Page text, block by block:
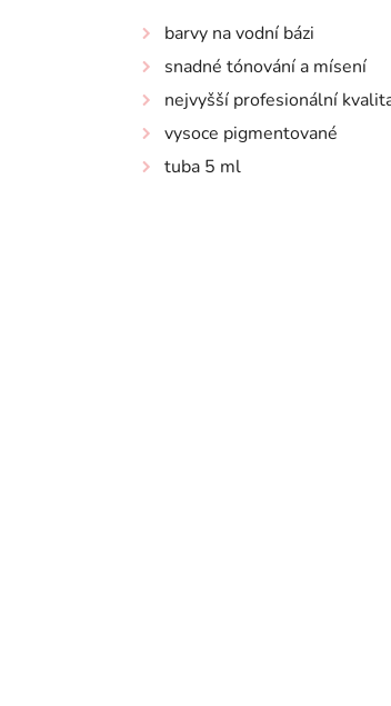
barvy na vodní bázi
snadné tónování a mísení
nejvyšší profesionální
vysoce pigmentované
tuba 5 ml